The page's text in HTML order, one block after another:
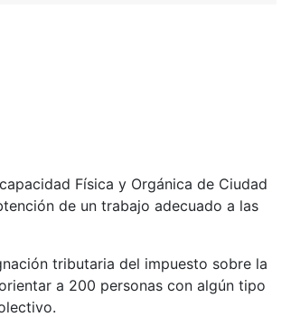
Física y Orgánica de Ciudad
de un trabajo adecuado a las
tributaria del impuesto sobre la
a 200 personas con algún tipo